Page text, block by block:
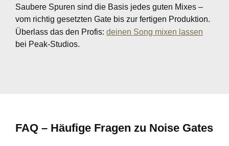
Saubere Spuren sind die Basis jedes guten Mixes –
vom richtig gesetzten Gate bis zur fertigen Produktion.
Überlass das den Profis: deinen Song mixen lassen
bei Peak-Studios.
FAQ – Häufige Fragen zu Noise Gates